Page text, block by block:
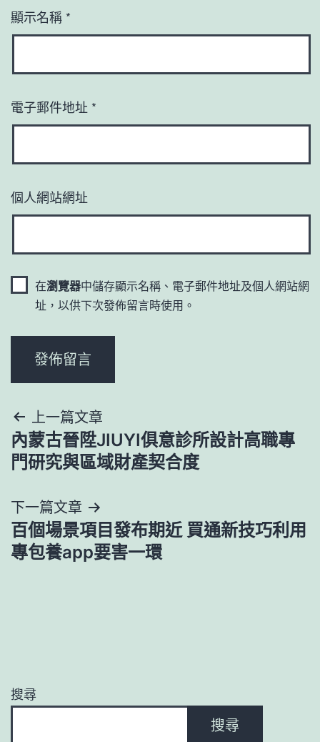
顯示名稱 *
電子郵件地址 *
個人網站網址
在瀏覽器中儲存顯示名稱、電子郵件地址及個人網站網
址，以供下次發佈留言時使用。
文
章
覽
上一篇文章
內蒙古晉陞JIUYI俱意診所設計高職專
門研究與區域財產契合度
下一篇文章
百個場景項目發布期近 買通新技巧利用
專包養app要害一環
搜尋
搜尋